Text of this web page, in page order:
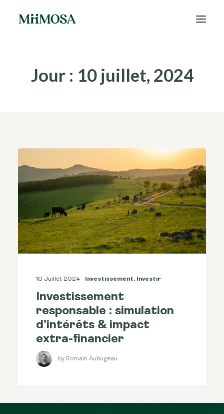
Épargne
Jour : 10 juillet, 2024
10 Juillet 2024 Investissement, Investir
Investissement
responsable : simulation
d’intérêts & impact
extra-financier
by Romain Aubugeau